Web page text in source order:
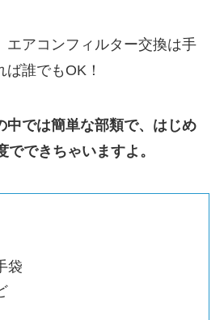
エアコンフィルター交換は手
誰でもOK！
中では簡単な部類で、はじめ
できちゃいますよ。
袋